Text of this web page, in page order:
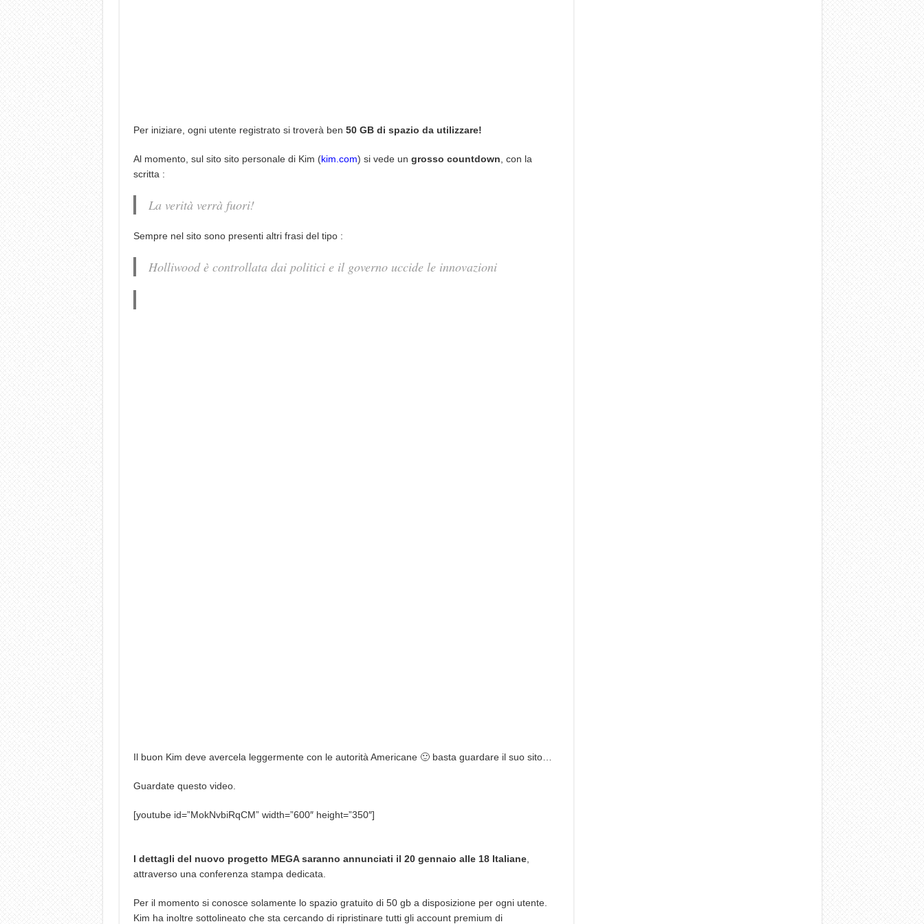
Per iniziare, ogni utente registrato si troverà ben 50 GB di spazio da utilizzare!
Al momento, sul sito sito personale di Kim (kim.com) si vede un grosso countdown , con la
scritta :
La verità verrà fuori!
Sempre nel sito sono presenti altri frasi del tipo :
Holliwood è controllata dai politici e il governo uccide le innovazioni
Il buon Kim deve avercela leggermente con le autorità Americane 🙂 basta guardare il suo sito…
Guardate questo video.
[youtube id=”MokNvbiRqCM” width=”600″ height=”350″]
I dettagli del nuovo progetto MEGA saranno annunciati il 20 gennaio alle 18 Italiane,
attraverso una conferenza stampa dedicata.
Per il momento si conosce solamente lo spazio gratuito di 50 gb a disposizione per ogni utente.
Kim ha inoltre sottolineato che sta cercando di ripristinare tutti gli account premium di